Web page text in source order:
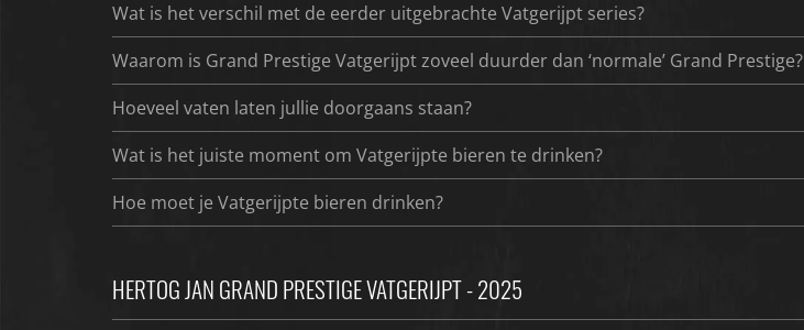
Wat is het verschil met de eerder uitgebrachte Vatgerijpt series?
Waarom is Grand Prestige Vatgerijpt zoveel duurder dan ‘normale’ Grand Prestige?
Hoeveel vaten laten jullie doorgaans staan?
Wat is het juiste moment om Vatgerijpte bieren te drinken?
Hoe moet je Vatgerijpte bieren drinken?
HERTOG JAN GRAND PRESTIGE VATGERIJPT - 2025